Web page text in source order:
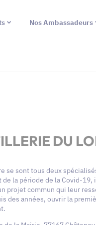
Nos Ambassadeurs
DU
se sont tous deux
de la période de la Covid-
projet commun qui leur
des années, ouvrir la